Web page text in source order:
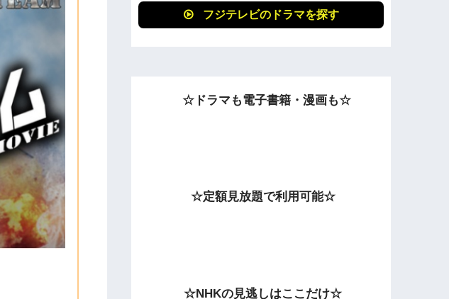
フジテレビのドラマを探す
☆ドラマも電子書籍・漫画も☆
☆定額見放題で利用可能☆
☆NHKの見逃しはここだけ☆